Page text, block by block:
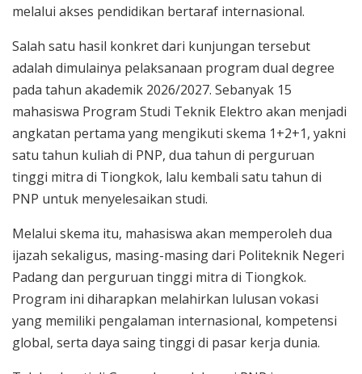
melalui akses pendidikan bertaraf internasional.
Salah satu hasil konkret dari kunjungan tersebut
adalah dimulainya pelaksanaan program dual degree
pada tahun akademik 2026/2027. Sebanyak 15
mahasiswa Program Studi Teknik Elektro akan menjadi
angkatan pertama yang mengikuti skema 1+2+1, yakni
satu tahun kuliah di PNP, dua tahun di perguruan
tinggi mitra di Tiongkok, lalu kembali satu tahun di
PNP untuk menyelesaikan studi.
Melalui skema itu, mahasiswa akan memperoleh dua
ijazah sekaligus, masing-masing dari Politeknik Negeri
Padang dan perguruan tinggi mitra di Tiongkok.
Program ini diharapkan melahirkan lulusan vokasi
yang memiliki pengalaman internasional, kompetensi
global, serta daya saing tinggi di pasar kerja dunia.